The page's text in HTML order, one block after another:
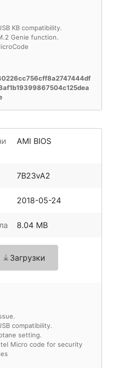
KB compatibility.
Genie function.
AMI BIOS
7B23vA2
2018-05-24
8.04 MB
Загрузки
compatibility.
setting.
Micro code for security